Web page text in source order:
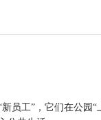
员工”，它们在公园